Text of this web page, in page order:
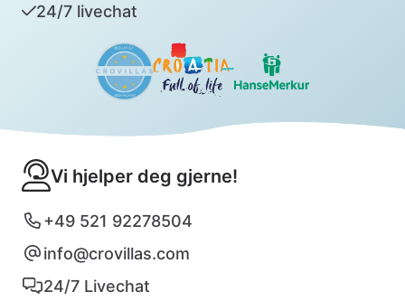
24/7 livechat
Vi hjelper deg gjerne!
+49 521 92278504
info@crovillas.com
24/7 Livechat